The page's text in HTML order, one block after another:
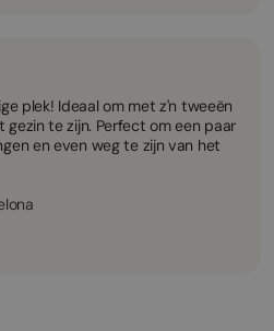
plek! Ideaal om met z'n tweeën
te zijn. Perfect om een paar
en even weg te zijn van het